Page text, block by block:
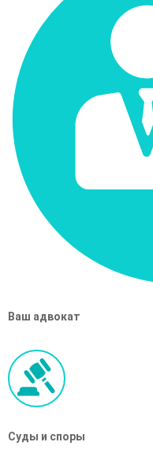
Ваш адвокат
Суды и споры